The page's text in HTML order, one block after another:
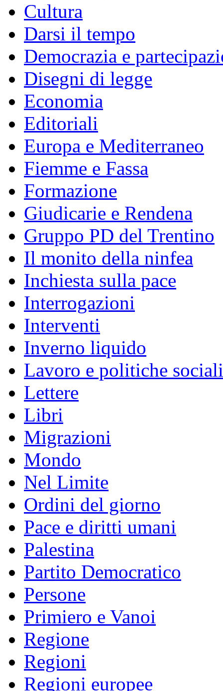
Cultura
Darsi il tempo
Democrazia e
Disegni di legge
Economia
Editoriali
Europa e Mediterraneo
Fiemme e Fassa
Formazione
Giudicarie e Rendena
Gruppo PD del Trentino
Il monito della ninfea
Inchiesta sulla pace
Interrogazioni
Interventi
Inverno liquido
Lavoro e politiche sociali
Lettere
Libri
Migrazioni
Mondo
Nel Limite
Ordini del giorno
Pace e diritti umani
Palestina
Partito Democratico
Persone
Primiero e Vanoi
Regione
Regioni
Regioni europee